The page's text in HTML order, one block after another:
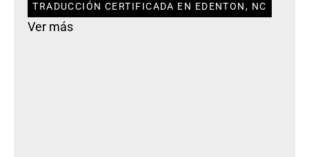
TRADUCCIÓN CERTIFICADA EN EDENTON, NC
Ver más